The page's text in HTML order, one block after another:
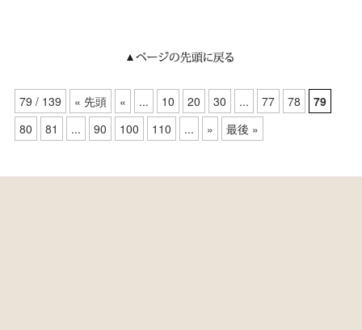
79 / 139 « 先頭 « ... 10 20 30 ... 77 78
79
80
81 ... 90 100 110 ... » 最後 »